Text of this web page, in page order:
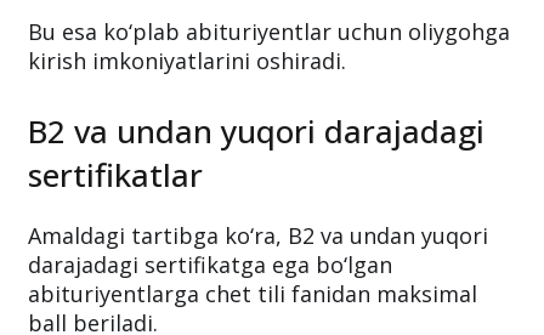
chet tili fanidan belgilangan maksimal
ballning 75 foizi beriladi.
Bu esa ko‘plab abituriyentlar uchun oliygohga
kirish imkoniyatlarini oshiradi.
sertifikatlar
Amaldagi tartibga ko‘ra, B2 va undan yuqori